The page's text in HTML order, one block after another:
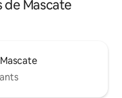
Mascate